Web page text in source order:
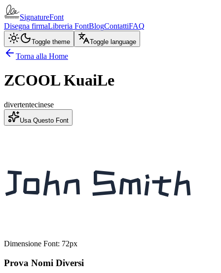
SignatureFont
Disegna firmaLibreria FontBlogContattiFAQ
Toggle theme Toggle language
Torna alla Home
ZCOOL KuaiLe
divertentecinese
Usa Questo Font
John Smith
Dimensione Font: 72px
Prova Nomi Diversi